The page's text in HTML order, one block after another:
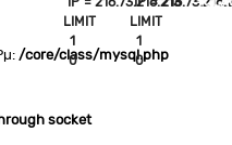
LIMIT
1
0
LIMIT
1
0
/core/class/mysql.php
socket